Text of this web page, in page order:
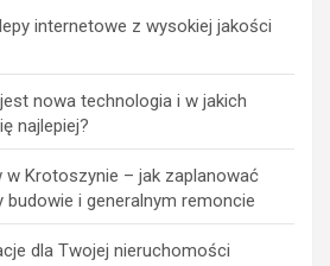
internetowe z wysokiej jakości
nowa technologia i w jakich
najlepiej?
w Krotoszynie – jak zaplanować
i generalnym remoncie
dla Twojej nieruchomości